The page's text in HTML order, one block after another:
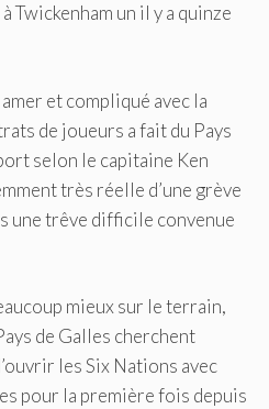
Twickenham un il y a quinze
et compliqué avec la
de joueurs a fait du Pays
selon le capitaine Ken
très réelle d’une grève
une trêve difficile convenue
mieux sur le terrain,
de Galles cherchent
les Six Nations avec
pour la première fois depuis